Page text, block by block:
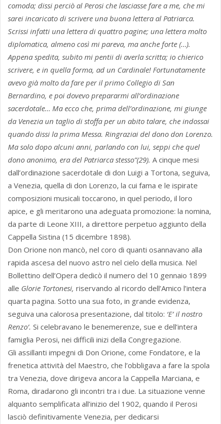
comoda; dissi perciò al Perosi che lasciasse fare a me, che mi
sarei incaricato di scrivere una buona lettera al Patriarca.
Scrissi infatti una lettera di quattro pagine; una lettera molto
diplomatica, almeno così mi pareva, ma anche forte (…).
Appena spedita, subito mi pentii di averla scritta; io chierico
scrivere, e in quella forma, ad un Cardinale! Fortunatamente
avevo già molto da fare per il primo Collegio di San
Bernardino, e poi dovevo prepararmi all’ordinazione
sacerdotale… Ma ecco che, prima dell’ordinazione, mi giunge
da Venezia un taglio di stoffa per un abito talare, che indossai
quando dissi la prima Messa. Ringraziai del dono don Lorenzo.
Ma solo dopo alcuni anni, parlando con lui, seppi che quel
dono anonimo, era del Patriarca stesso”(29). A cinque mesi
dall’ordinazione sacerdotale di don Luigi a Tortona, seguiva,
a Venezia, quella di don Lorenzo, la cui fama e le ispirate
composizioni musicali toccarono, in quel periodo, il loro
apice, e gli meritarono una adeguata promozione: la nomina,
da parte di Leone XIII, a direttore perpetuo aggiunto della
Cappella Sistina (15 dicembre 1898).
Don Orione non mancò, nel coro di quanti osannavano alla
rapida ascesa del nuovo astro nel cielo della musica. Nel
Bollettino dell’Opera dedicò il numero del 10 gennaio 1899
alle Glorie Tortonesi, riservando al ricordo dell’Amico l’intera
quarta pagina. Sotto una sua foto, in grande evidenza,
seguiva una calorosa presentazione, dal titolo: ‘E’ il nostro
Renzo’. Si celebravano le benemerenze, sue e dell’intera
famiglia Perosi, nei difficili inizi della Congregazione.
Gli assillanti impegni di Don Orione, come Fondatore, e la
frenetica attività del Maestro, che l’obbligava a fare la spola
tra Venezia, dove dirigeva ancora la Cappella Marciana, e
Roma, diradarono gli incontri tra i due. La situazione venne
alquanto semplificata all’inizio del 1902, quando il Perosi
lasciò definitivamente Venezia, per dedicarsi